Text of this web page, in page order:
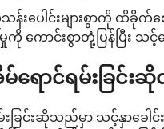
းပေါင်းများစွာကို ထိခိုက်
ကောင်းစွာတုံ့ပြန်ပြီး သ
မ်ရောင်ရမ်းခြင်
းခြင်းဆိုသည်မှာ သင့်နှာခေ